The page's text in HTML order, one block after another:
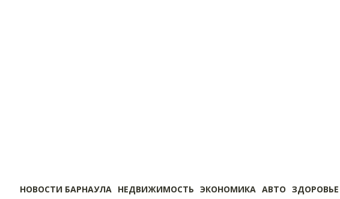
НОВОСТИ БАРНАУЛА НЕДВИЖИМОСТЬ ЭКОНОМИКА АВТО ЗДОРОВЬЕ